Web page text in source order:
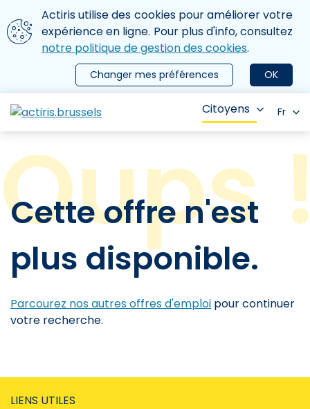
Aller au contenu principal
Nous utilisons des cookies
Actiris utilise des cookies pour améliorer votre
expérience en ligne. Pour plus d'info, consultez
notre politique de gestion des cookies.
OK
Changer mes préférences
le menu
Citoyens Fr
Cette offre n'est
plus disponible.
Parcourez nos autres offres d'emploi pour continuer
votre recherche.
LIENS UTILES